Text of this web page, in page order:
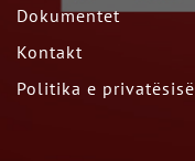
Dokumentet
Kontakt
Politika e privatësisë